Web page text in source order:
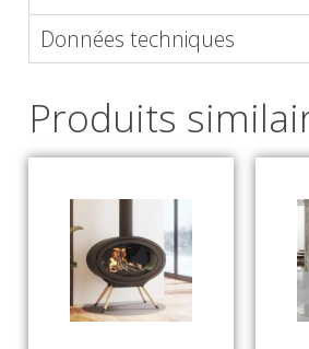
Données techniques
Produits